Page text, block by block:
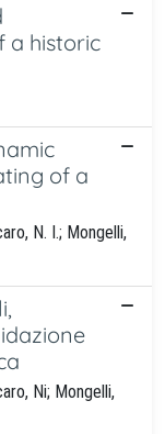
a historic
of a
N. I.; Mongelli,
Ni; Mongelli,